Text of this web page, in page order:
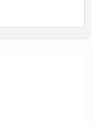
見事なオーストラリ